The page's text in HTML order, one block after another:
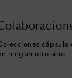
cápsula
ningún otro sitio